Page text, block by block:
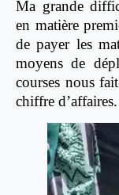
Ma grande
en matière
de payer les
moyens de
courses nous
chiffre d’affaires.